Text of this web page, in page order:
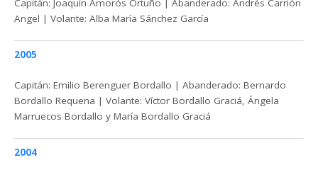
Capitán: Joaquín Amorós Ortuño | Abanderado: Andrés Carrión
Angel | Volante: Alba María Sánchez García
2005
Capitán: Emilio Berenguer Bordallo | Abanderado: Bernardo
Bordallo Requena | Volante: Víctor Bordallo Graciá, Ángela
Marruecos Bordallo y María Bordallo Graciá
2004